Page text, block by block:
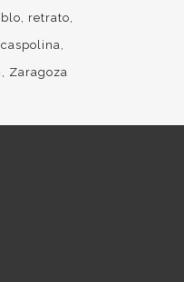
retrato
Zaragoza